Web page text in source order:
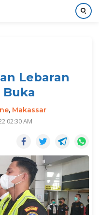
Lebaran
Buka
, Makassar
02:30 AM